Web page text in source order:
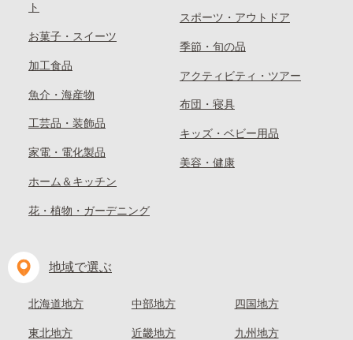
ト
お菓子・スイーツ
加工食品
魚介・海産物
工芸品・装飾品
家電・電化製品
ホーム＆キッチン
花・植物・ガーデニング
スポーツ・アウトドア
季節・旬の品
アクティビティ・ツアー
布団・寝具
キッズ・ベビー用品
美容・健康
地域で選ぶ
北海道地方
東北地方
中部地方
近畿地方
四国地方
九州地方